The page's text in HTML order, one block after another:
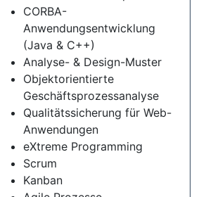
CORBA-
Anwendungsentwicklung
(Java & C++)
Analyse- & Design-Muster
Objektorientierte
Geschäftsprozessanalyse
Qualitätssicherung für Web-
Anwendungen
eXtreme Programming
Scrum
Kanban